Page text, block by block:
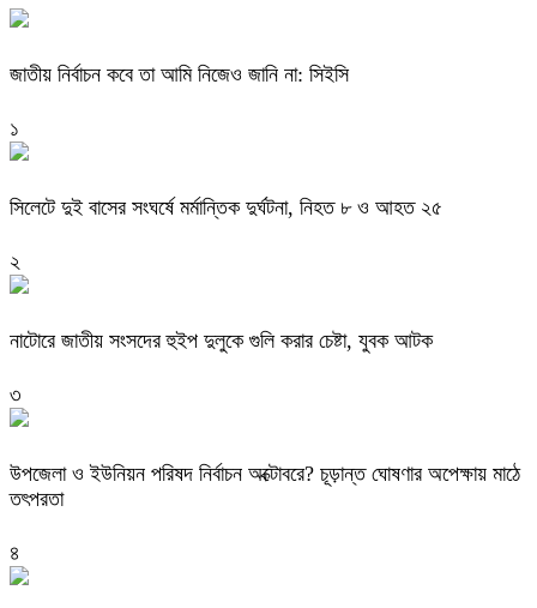
জাতীয় নির্বাচন কবে তা আমি নিজেও জানি না: সিইসি
১
সিলেটে দুই বাসের সংঘর্ষে মর্মান্তিক দুর্ঘটনা, নিহত ৮ ও আহত ২৫
২
নাটোরে জাতীয় সংসদের হুইপ দুলুকে গুলি করার চেষ্টা, যুবক আটক
৩
উপজেলা ও ইউনিয়ন পরিষদ নির্বাচন অক্টোবরে? চূড়ান্ত ঘোষণার অপেক্ষায় মাঠে
তৎপরতা
৪